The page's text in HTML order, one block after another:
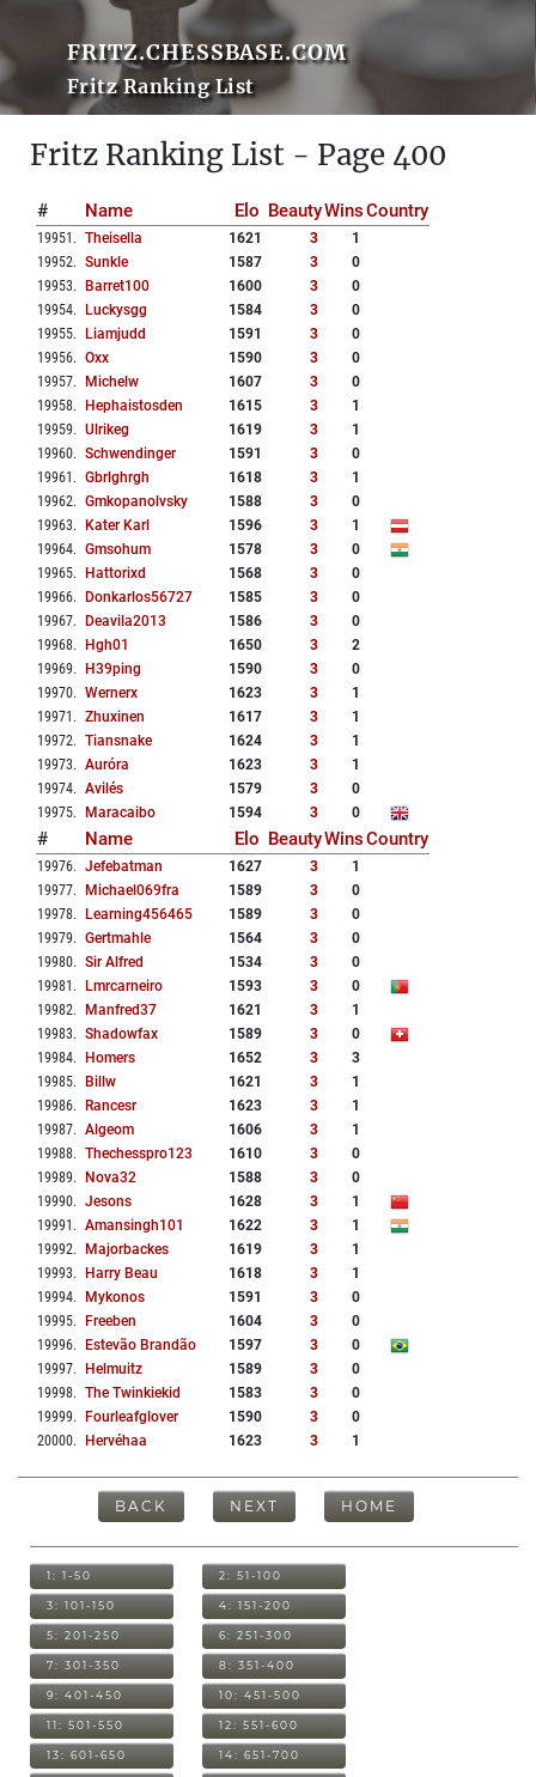
FRITZ.CHESSBASE.COM
Fritz Ranking List
Fritz Ranking List - Page 400
# Name Elo BeautyWinsCountry
19951 . Theisella 1621 3
1
19952. Sunkle 1587 3
0
19953. Barret100 1600 3
0
19954. Luckysgg 1584 3
0
19955. Liamjudd 1591 3
0
19956. Oxx 1590 3
0
19957. Michelw 1607 3
0
19958. Hephaistosden 1615 3
1
19959. Ulrikeg 1619 3
1
19960. Schwendinger 1591 3
0
19961 . Gbrlghrgh 1618 3
1
19962. Gmkopanolvsky 1588 3
0
19963. Kater Karl 1596 3
1
19964. Gmsohum 1578 3
0
19965. Hattorixd 1568 3
0
19966. Donkarlos56727 1585 3
0
19967. Deavila2013 1586 3
0
19968. Hgh01 1650 3
2
19969. H39ping 1590 3
0
19970. Wernerx 1623 3
1
19971 . Zhuxinen 1617 3
1
19972. Tiansnake 1624 3
1
19973. Auróra 1623 3
1
19974. Avilés 1579 3
0
19975. Maracaibo 1594 3 0
# Name Elo BeautyWinsCountry
19976. Jefebatman 1627 3
1
19977. Michael069fra 1589 3
0
19978. Learning456465 1589 3
0
19979. Gertmahle 1564 3
0
19980. Sir Alfred 1534 3
0
19981 . Lmrcarneiro 1593 3
0
19982. Manfred37 1621 3
1
19983. Shadowfax 1589 3
0
19984. Homers 1652 3
3
19985. Billw 1621 3
1
19986. Rancesr 1623 3
1
19987. Algeom 1606 3
1
19988. Thechesspro123 1610 3
0
19989. Nova32 1588 3
0
19990. Jesons 1628 3
1
19991 . Amansingh101 1622 3
1
19992. Majorbackes 1619 3
1
19993. Harry Beau 1618 3
1
19994. Mykonos 1591 3
0
19995. Freeben 1604 3
0
19996. Estevão Brandão 1597 3
0
19997. Helmuitz 1589 3
0
19998. The Twinkiekid 1583 3
0
19999. Fourleafglover 1590 3
0
20000. Hervéhaa 1623 3 1
BACK NEXT HOME
1: 1-50 2: 51-100
3: 101-150 4: 151-200
5: 201-250 6: 251-300
7: 301-350 8: 351-400
9: 401-450 10: 451-500
11: 501-550 12: 551-600
13: 601-650 14: 651-700